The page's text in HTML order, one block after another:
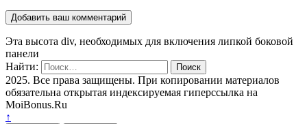
Эта высота div, необходимых для включения липкой боковой
панели
Найти:
2025. Все права защищены. При копировании материалов
обязательна открытая индексируемая гиперссылка на
MoiBonus.Ru
↑